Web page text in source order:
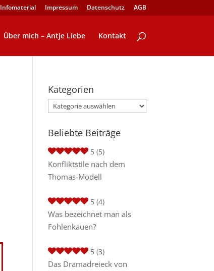
Infomaterial Impressum Datenschutz AGB
Über mich – Antje Liebe Kontakt
Kategorien
Kategorien
Beliebte Beiträge
5 (5)
Konfliktstile nach dem
Thomas-Modell
5 (4)
Was bezeichnet man als
Fohlenkauen?
5 (3)
Das Dramadreieck von